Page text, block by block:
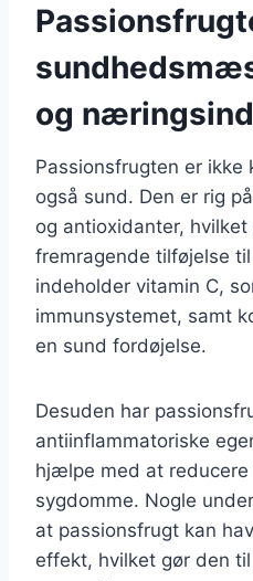
og
Passionsfrugten er ikke
også sund. Den er rig
og antioxidanter,
fremragende tilføjelse
indeholder vitamin C,
immunsystemet, samt
en sund fordøjelse.
Desuden har
antiinflammatoriske
hjælpe med at reducere
sygdomme. Nogle
at passionsfrugt kan
effekt, hvilket gør den